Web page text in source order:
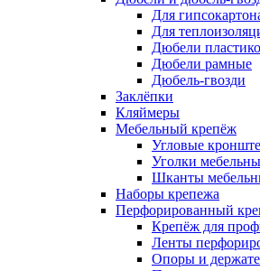
Для
Для
Дюбели
Дюбели рамные
Дюбель-гвозди
Заклёпки
Кляймеры
Мебельный крепёж
Угловые
Уголки
Шканты
Наборы крепежа
Перфорированный
Крепёж для
Ленты
Опоры и